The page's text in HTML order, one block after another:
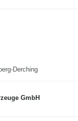
Derching
GmbH